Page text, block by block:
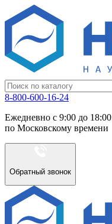
8-800-600-16-24
Ежедневно с 9:00 до 18:00
по Московскому времени
Обратный звонок